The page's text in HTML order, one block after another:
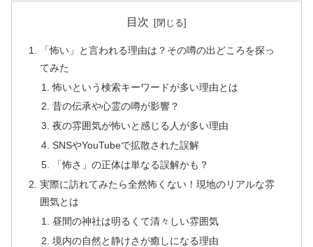
目次
「怖い」と言われる理由は？その噂の出どころを探っ
てみた
怖いという検索キーワードが多い理由とは
昔の伝承や心霊の噂が影響？
夜の雰囲気が怖いと感じる人が多い理由
SNSやYouTubeで拡散された誤解
「怖さ」の正体は単なる誤解かも？
実際に訪れてみたら全然怖くない！現地のリアルな雰
囲気とは
昼間の神社は明るくて清々しい雰囲気
境内の自然と静けさが癒しになる理由